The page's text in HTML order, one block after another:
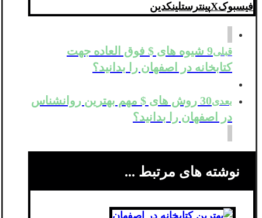
فیسبوکXپینترستلینکدین
قبلی
9 شیوه های $ فوق العاده جهت
کتابخانه در اصفهان را بدانید؟
بعدی
30 روش های $ مهم بهترین روانشناس
در اصفهان را بدانید؟
نوشته های مرتبط ...